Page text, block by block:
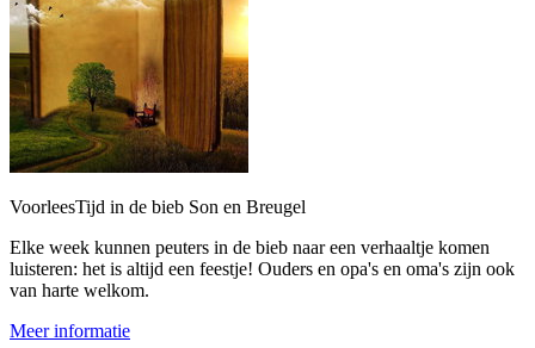
VoorleesTijd in de bieb Son en Breugel
Elke week kunnen peuters in de bieb naar een verhaaltje komen
luisteren: het is altijd een feestje! Ouders en opa's en oma's zijn ook
van harte welkom.
Meer informatie